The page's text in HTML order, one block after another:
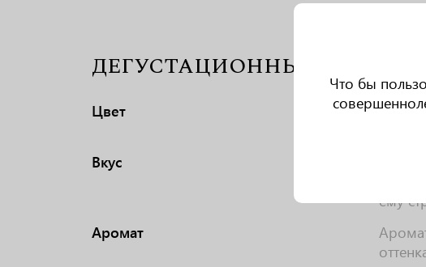
Что бы
ДЕГУСТАЦИОННЫЕ
Цвет
Вино
Вкус
Вкус
ему
Аромат